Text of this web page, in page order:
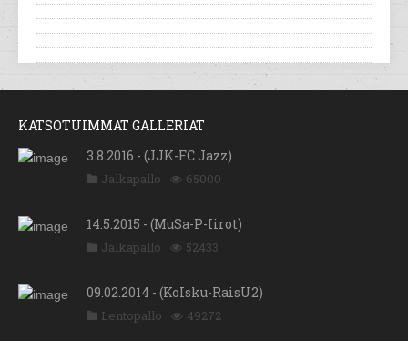
KATSOTUIMMAT GALLERIAT
3.8.2016 - (JJK-FC Jazz)
Jalkapallo 65000
14.5.2015 - (MuSa-P-Iirot)
Jalkapallo 52433
09.02.2014 - (KoIsku-RaisU2)
Lentopallo 49272